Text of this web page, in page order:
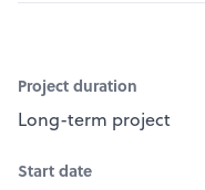
Project duration
Long-term project
Start date